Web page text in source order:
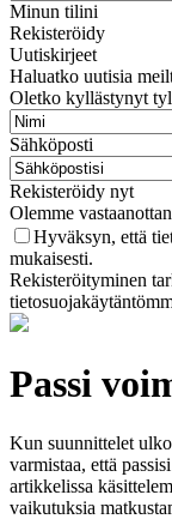
Minun tilini
Rekisteröidy
Uutiskirjeet
Haluatko uutisia
Oletko kyllästynyt
Sähköposti
Rekisteröidy nyt
Olemme
Hyväksyn, että
mukaisesti.
Rekisteröityminen
Passi
Kun suunnittelet
varmistaa, että
artikkelissa
vaikutuksia